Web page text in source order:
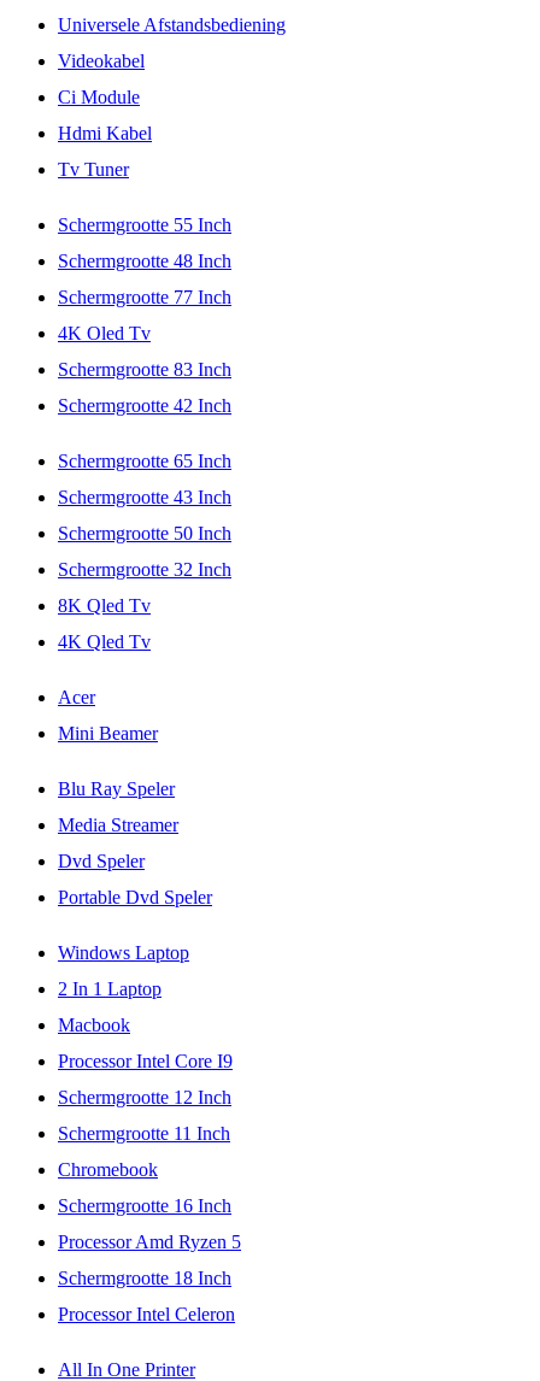
Universele Afstandsbediening
Videokabel
Ci Module
Hdmi Kabel
Tv Tuner
Schermgrootte 55 Inch
Schermgrootte 48 Inch
Schermgrootte 77 Inch
4K Oled Tv
Schermgrootte 83 Inch
Schermgrootte 42 Inch
Schermgrootte 65 Inch
Schermgrootte 43 Inch
Schermgrootte 50 Inch
Schermgrootte 32 Inch
8K Qled Tv
4K Qled Tv
Acer
Mini Beamer
Blu Ray Speler
Media Streamer
Dvd Speler
Portable Dvd Speler
Windows Laptop
2 In 1 Laptop
Macbook
Processor Intel Core I9
Schermgrootte 12 Inch
Schermgrootte 11 Inch
Chromebook
Schermgrootte 16 Inch
Processor Amd Ryzen 5
Schermgrootte 18 Inch
Processor Intel Celeron
All In One Printer